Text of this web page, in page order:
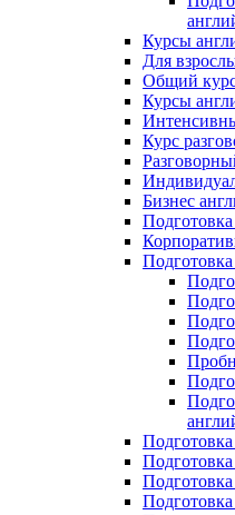
Курсы
Для
Общий
Курсы
Курс
Бизнес